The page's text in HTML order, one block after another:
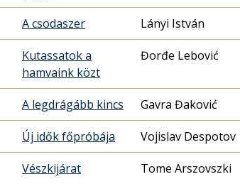
A csodaszer Lányi István
Kutassatok a
hamvaink közt
Đorđe Lebović
A legdrágább kincs Gavra Đaković
Új idők főpróbája Vojislav Despotov
Vészkijárat Tome Arszovszki